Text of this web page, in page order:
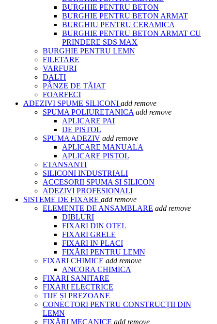
BURGHIE PENTRU BETON
BURGHIE PENTRU BETON ARMAT
BURGHIU PENTRU CERAMICA
BURGHIE PENTRU BETON ARMAT CU
PRINDERE SDS MAX
BURGHIE PENTRU LEMN
FILETARE
VARFURI
DALTI
PÂNZE DE TĂIAT
FOARFECI
ADEZIVI SPUME SILICONI add remove
SPUMA POLIURETANICA add remove
APLICARE PAI
DE PISTOL
SPUMA ADEZIV add remove
APLICARE MANUALA
APLICARE PISTOL
ETANSANTI
SILICONI INDUSTRIALI
ACCESORII SPUMA SI SILICON
ADEZIVI PROFESIONALI
SISTEME DE FIXARE add remove
ELEMENTE DE ANSAMBLARE add remove
DIBLURI
FIXARI DIN OTEL
FIXARI GRELE
FIXARI IN PLACI
FIXĂRI PENTRU LEMN
FIXARI CHIMICE add remove
ANCORA CHIMICA
FIXARI SANITARE
FIXARI ELECTRICE
TIJE ȘI PREZOANE
CONECTORI PENTRU CONSTRUCȚII DIN
LEMN
FIXĂRI MECANICE add remove